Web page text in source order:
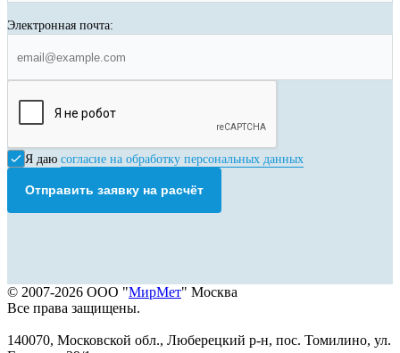
Электронная почта:
Я даю согласие на обработку персональных данных
Отправить заявку на расчёт
© 2007-2026 ООО "МирМет" Москва
Все права защищены.
140070, Московской обл., Люберецкий р-н, пос. Томилино, ул.